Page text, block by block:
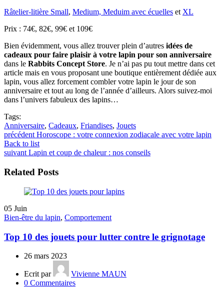
Râtelier-litière Small, Medium, Meduim avec écuelles etXL
Prix : 74€, 82€, 99€ et 109€
Bien évidemment, vous allez trouver plein d’autres idées de
cadeaux pour faire plaisir à votre lapin pour son anniversaire
dans le Rabbits Concept Store. Je n’ai pas pu tout mettre dans cet
article mais en vous proposant une boutique entièrement dédiée aux
lapin, vous allez forcement combler votre lapin le jour de son
anniversaire et tout au long de l’année d’ailleurs. Alors suivez-moi
dans l’univers fabuleux des lapins…
Tags:
Anniversaire, Cadeaux, Friandises, Jouets
précédent Horoscope : votre connexion zodiacale avec votre lapin
Back to list
suivant Lapin et coup de chaleur : nos conseils
Related Posts
05 Juin
Bien-être du lapin, Comportement
Top 10 des jouets pour lutter contre le grignotage
26 mars 2023
Ecrit par
Vivienne MAUN
0 Commentaires